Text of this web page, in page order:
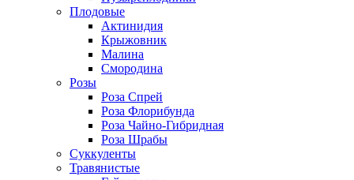
Плодовые
Актинидия
Крыжовник
Малина
Смородина
Розы
Роза Спрей
Роза Флорибунда
Роза Чайно-Гибридная
Роза Шрабы
Суккуленты
Травянистые